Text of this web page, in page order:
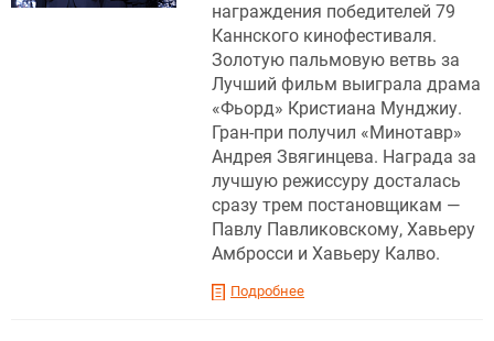
награждения победителей 79
Каннского кинофестиваля.
Золотую пальмовую ветвь за
Лучший фильм выиграла драма
«Фьорд» Кристиана Мунджиу .
Гран-при получил «Минотавр»
Андрея Звягинцева. Награда за
лучшую режиссуру досталась
сразу трем постановщикам —
Павлу Павликовскому, Хавьеру
Амбросси и Хавьеру Калво.
Подробнее